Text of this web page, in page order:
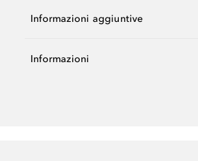
Informazioni aggiuntive
Informazioni